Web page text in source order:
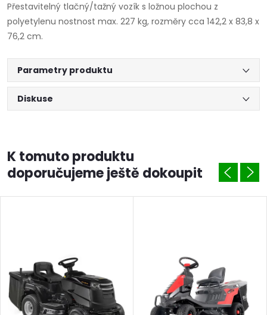
Přestavitelný tlačný/tažný vozík s ložnou plochou z
polyetylenu nostnost max. 227 kg, rozměry cca 142,2 x 83,8 x
76,2 cm.
Parametry produktu
Diskuse
K tomuto produktu
doporučujeme ještě dokoupit